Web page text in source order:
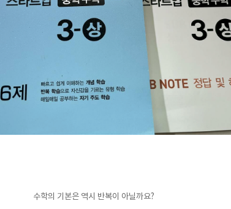
수학의 기본은 역시 반복이 아닐까요?